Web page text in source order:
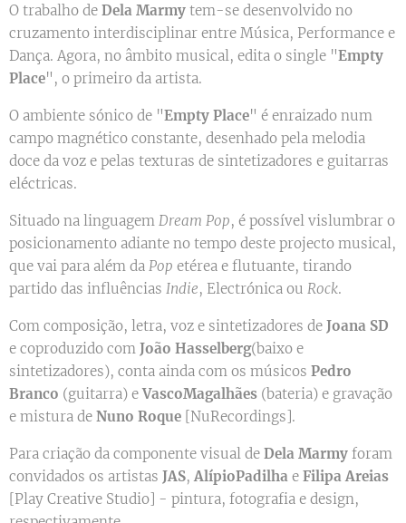
O trabalho de Dela Marmy tem-se desenvolvido no
cruzamento interdisciplinar entre Música, Performance e
Dança. Agora, no âmbito musical, edita o single "Empty
Place", o primeiro da artista.
O ambiente sónico de "Empty Place" é enraizado num
campo magnético constante, desenhado pela melodia
doce da voz e pelas texturas de sintetizadores e guitarras
eléctricas.
Situado na linguagem Dream Pop, é possível vislumbrar o
posicionamento adiante no tempo deste projecto musical,
que vai para além da Pop etérea e flutuante, tirando
partido das influências Indie, Electrónica ou Rock.
Com composição, letra, voz e sintetizadores de Joana SD
e coproduzido com João Hasselberg(baixo e
sintetizadores), conta ainda com os músicos Pedro
Branco (guitarra) eVascoMagalhães (bateria) e gravação
e mistura de Nuno Roque [NuRecordings].
Para criação da componente visual de Dela Marmy foram
convidados os artistas JAS, AlípioPadilha e Filipa Areias
[Play Creative Studio] - pintura, fotografia e design,